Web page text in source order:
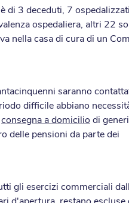
è di 3 deceduti, 7
ospedaliera, altri 22
nella casa di cura di un
saranno
difficile abbiano
consegna a domicilio di generi
delle pensioni da parte dei
gli esercizi commerciali